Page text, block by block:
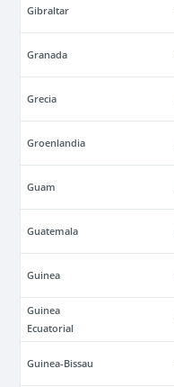
Gibraltar
Granada
Grecia
Groenlandia
Guam
Guatemala
Guinea
Guinea
Ecuatorial
Guinea-Bissau